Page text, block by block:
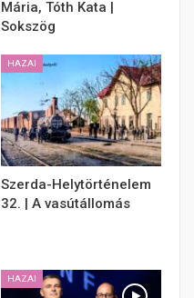
Mária, Tóth Kata |
Sokszög
HAZAI
Szerda-Helytörténelem
32. | A vasútállomás
HAZAI